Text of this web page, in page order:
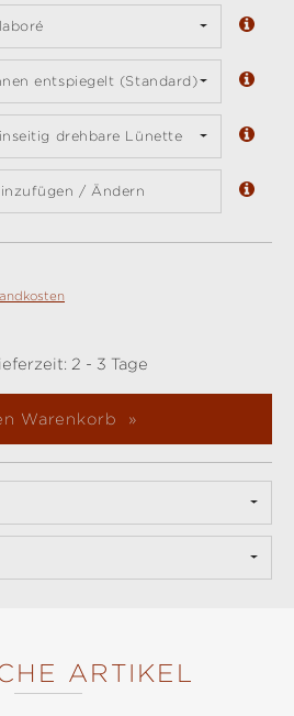
entspiegelt (Standard)
drehbare Lünette
/ Ändern
2 - 3 Tage
Warenkorb
ARTIKEL